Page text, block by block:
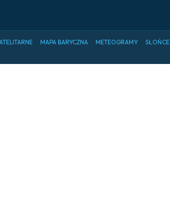
MAPA BARYCZNA METEOGRAMY SŁOŃCE